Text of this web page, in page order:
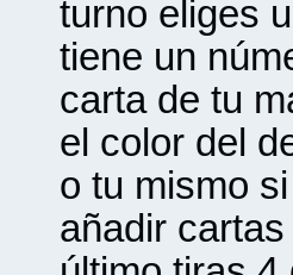
turno eliges
tiene un
carta de tu
el color del
o tu mismo
añadir